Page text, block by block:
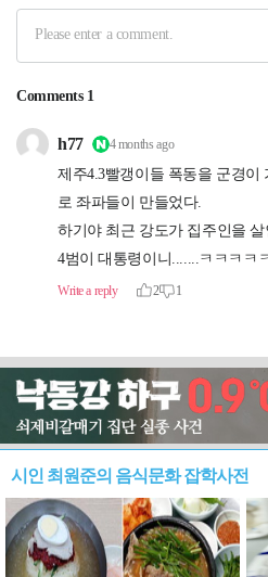
시인 최원준의 음식문화 잡학사전